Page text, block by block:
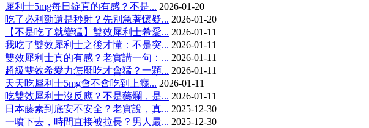
犀利士5mg每日錠真的有感？不是... 2026-01-20
吃了必利勁還是秒射？先別急著懷疑... 2026-01-20
【不是吃了就變猛】雙效犀利士希愛... 2026-01-11
我吃了雙效犀利士之後才懂：不是突... 2026-01-11
雙效犀利士真的有感？老實講一句：... 2026-01-11
超級雙效希愛力怎麼吃才會猛？一顆... 2026-01-11
天天吃犀利士5mg會不會吃到上癮... 2026-01-11
吃雙效犀利士沒反應？不是藥爛，是... 2026-01-11
日本藤素到底安不安全？老實說，真... 2025-12-30
一噴下去，時間直接被拉長？男人最... 2025-12-30